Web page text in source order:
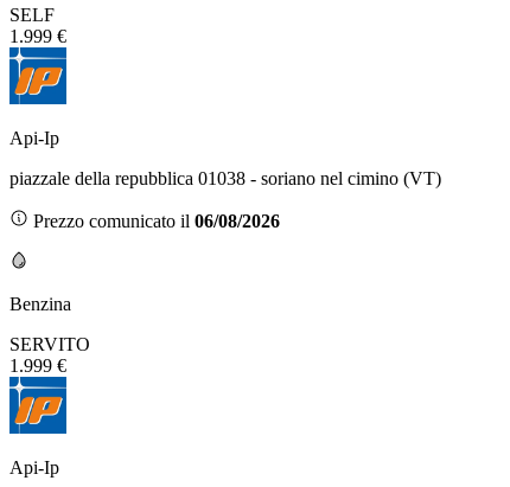
SELF
1.999 €
Api-Ip
piazzale della repubblica 01038 - soriano nel cimino (VT)
Prezzo comunicato il 06/08/2026
Benzina
SERVITO
1.999 €
Api-Ip